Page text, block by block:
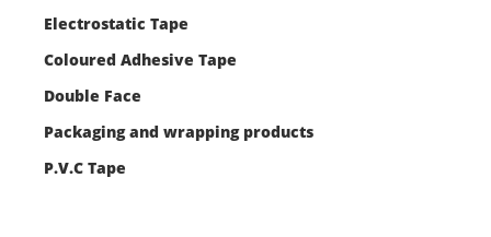
Electrostatic Tape
Coloured Adhesive Tape
Double Face
Packaging and wrapping products
P.V.C Tape